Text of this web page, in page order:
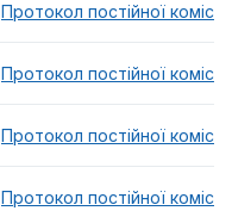
Протокол постійної комісії
Протокол постійної комісії
Протокол постійної комісії
Протокол постійної комісії